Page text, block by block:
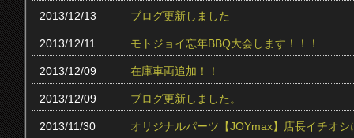
2013/12/13 ブログ更新しました
2013/12/11 モトジョイ忘年BBQ大会します！！！
2013/12/09 在庫車両追加！！
2013/12/09 ブログ更新しました。
2013/11/30 オリジナルパーツ【JOYmax】店長イチオ